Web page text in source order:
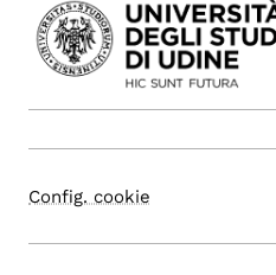
Config. cookie